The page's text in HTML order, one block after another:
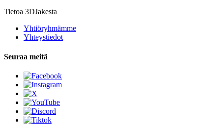
Tietoa 3DJakesta
Yhtiöryhmämme
Yhteystiedot
Seuraa meitä